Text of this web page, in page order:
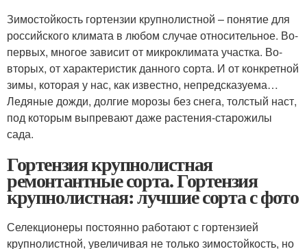
Зимостойкость гортензии крупнолистной – понятие для
российского климата в любом случае относительное. Во-
первых, многое зависит от микроклимата участка. Во-
вторых, от характеристик данного сорта. И от конкретной
зимы, которая у нас, как известно, непредсказуема…
Ледяные дожди, долгие морозы без снега, толстый наст,
под которым выпревают даже растения-старожилы
сада.
Гортензия крупнолистная
ремонтантные сорта. Гортензия
крупнолистная: лучшие сорта с фото
Селекционеры постоянно работают с гортензией
крупнолистной, увеличивая не только зимостойкость, но